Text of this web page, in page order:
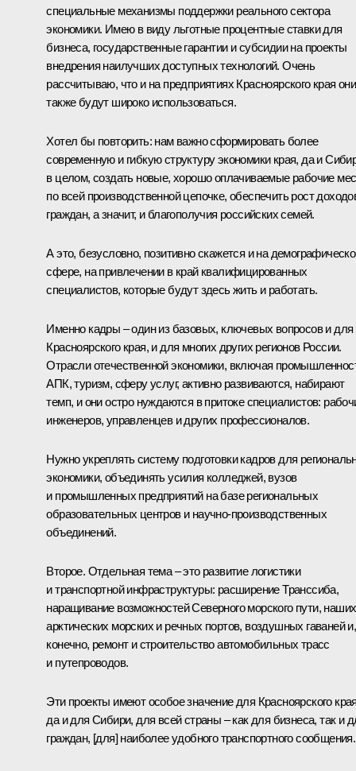
специальные механизмы поддержки реального сектора
экономики. Имею в виду льготные процентные ставки для
бизнеса, государственные гарантии и субсидии на проекты
внедрения наилучших доступных технологий. Очень
рассчитываю, что и на предприятиях Красноярского края они
также будут широко использоваться.
Хотел бы повторить: нам важно сформировать более
современную и гибкую структуру экономики края, да и
в целом, создать новые, хорошо оплачиваемые рабочие
по всей производственной цепочке, обеспечить рост
граждан, а значит, и благополучия российских семей.
А это, безусловно, позитивно скажется и на
сфере, на привлечении в край квалифицированных
специалистов, которые будут здесь жить и работать.
Именно кадры – один из базовых, ключевых вопросов и для
Красноярского края, и для многих других регионов России.
Отрасли отечественной экономики, включая
АПК, туризм, сферу услуг, активно развиваются, набирают
темп, и они остро нуждаются в притоке специалистов:
инженеров, управленцев и других профессионалов.
Нужно укреплять систему подготовки кадров для
экономики, объединять усилия колледжей, вузов
и промышленных предприятий на базе региональных
образовательных центров и научно-производственных
объединений.
Второе. Отдельная тема – это развитие логистики
и транспортной инфраструктуры: расширение Транссиба,
наращивание возможностей Северного морского пути, наших
арктических морских и речных портов, воздушных гаваней и,
конечно, ремонт и строительство автомобильных трасс
и путепроводов.
Эти проекты имеют особое значение для Красноярского
да и для Сибири, для всей страны – как для бизнеса, так и
граждан, [для] наиболее удобного транспортного сообщения.